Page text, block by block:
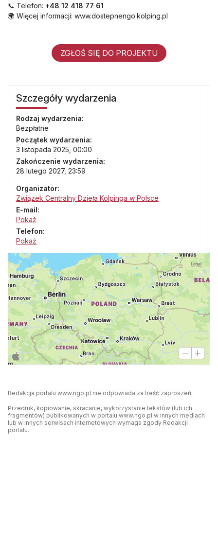
📞 Telefon: +48 12 418 77 61
🌍 Więcej informacji: www.dostepnengo.kolping.pl
ZGŁOŚ SIĘ DO PROJEKTU
Szczegóły wydarzenia
Rodzaj wydarzenia:
Bezpłatne
Początek wydarzenia:
3 listopada 2025, 00:00
Zakończenie wydarzenia:
28 lutego 2027, 23:59
Organizator:
Związek Centralny Dzieła Kolpinga w Polsce
E-mail:
Pokaż
Telefon:
Pokaż
Legal
Redakcja portalu www.ngo.pl nie odpowiada za treść zaproszeń.
Przedruk, kopiowanie, skracanie, wykorzystanie tekstów (lub ich
fragmentów) publikowanych w portalu www.ngo.pl w innych mediach
lub w innych serwisach internetowych wymaga zgody Redakcji
portalu.